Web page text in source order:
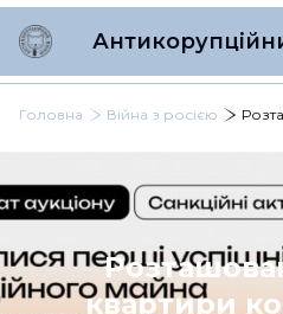
Головна Війна з росією
квартири